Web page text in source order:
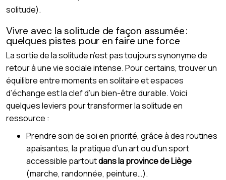
solitude).
Vivre avec la solitude de façon assumée :
quelques pistes pour en faire une force
La sortie de la solitude n’est pas toujours synonyme de
retour à une vie sociale intense. Pour certains, trouver un
équilibre entre moments en solitaire et espaces
d’échange est la clef d’un bien-être durable. Voici
quelques leviers pour transformer la solitude en
ressource :
Prendre soin de soi en priorité, grâce à des routines
apaisantes, la pratique d’un art ou d’un sport
accessible partoutdans la province de Liège
(marche, randonnée, peinture…).